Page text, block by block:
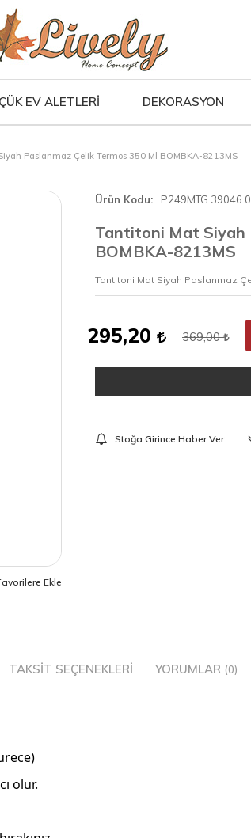
EV ALETLERİ DEKORASYON
Paslanmaz Çelik Termos 350 Ml BOMBKA-8213MS
Ekle
Ürün Kodu
Tantitoni Mat Siyah
BOMBKA-8213MS
Tantitoni Mat Siyah Paslanmaz
295,20 369,00
Stoğa Girince Haber Ver
TAKSIT SEÇENEKLERI YORUMLAR (0)
olur.